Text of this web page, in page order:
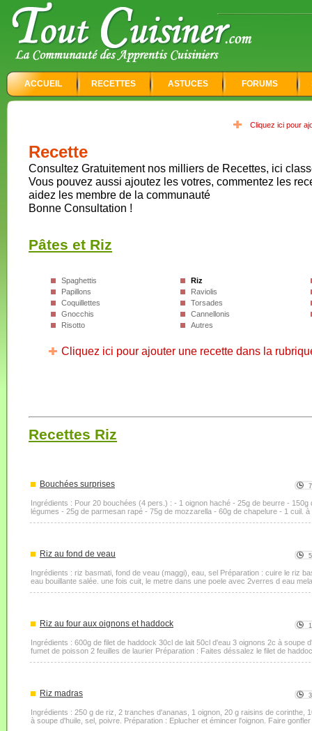
ACCUEIL RECETTES ASTUCES FORUMS
Cliquez ici pour
Recette
Consultez Gratuitement nos milliers de Recettes, ici
Vous pouvez aussi ajoutez les votres, commentez les
aidez les membre de la communauté
Bonne Consultation !
Pâtes et Riz
Spaghettis
Riz
Papillons
Raviolis
Coquillettes
Torsades
Gnocchis
Cannellonis
Risotto
Autres
Cliquez ici pour ajouter une recette dans la
Recettes Riz
Bouchées surprises
Ingrédients : Pour 20 bouchées (4 pers.) : - 1 oignon haché - 25g de beurre - 150g
légumes - 25g de parmesan rapé - 75g de mozzarella - 60g de chapelure - 1 cuil.
Riz au fond de veau
Ingrédients : riz basmati, fond de veau (maggi), eau, sel Préparation : cuire le riz
eau bouillante salée. une fois cuit, le metre dans une poele avec 2verres d eau
Riz au four aux oignons et haddock
Ingrédients : 600g de filet de haddock 30cl de lait 50cl d'eau 3 oignons 2c à soupe
fumet de poisson 2 feuilles de laurier Préparation : Faites déssalez le filet de
Riz madras
Ingrédients : 250 g de riz, 2 tranches d'ananas, 1 oignon, 20 g raisins de corinthe,
à soupe d'huile, sel, poivre. Préparation : Eplucher et émincer l'oignon. Faire